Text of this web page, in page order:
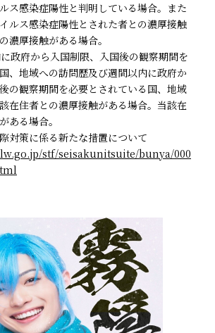
ス感染症陽性と判明している場合。また
ルス感染症陽性とされた者との濃厚接触
濃厚接触がある場合。
政府から入国制限、入国後の観察期間を
、地域への訪問歴及び週間以内に政府か
の観察期間を必要とされている国、地域
在住者との濃厚接触がある場合。当該在
ある場合。
対策に係る新たな措置について
stf/seisakunitsuite/bunya/000